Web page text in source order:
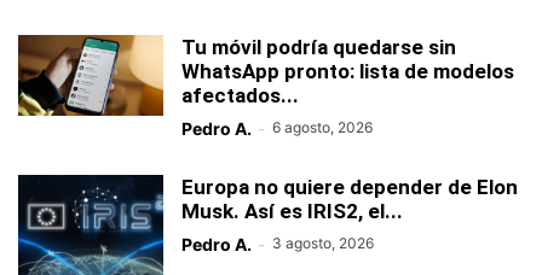
Tu móvil podría quedarse sin
WhatsApp pronto: lista de modelos
afectados...
Pedro A. - 6 agosto, 2026
Europa no quiere depender de Elon
Musk. Así es IRIS2, el...
Pedro A. - 3 agosto, 2026